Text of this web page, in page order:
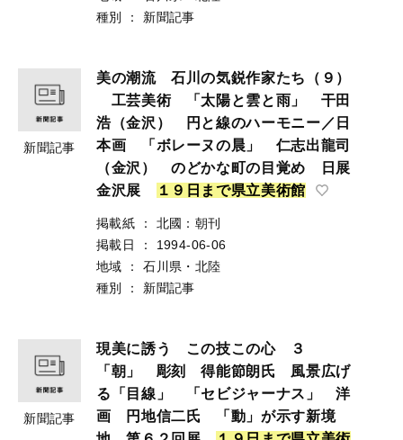
種別
： 新聞記事
新聞記事
美の潮流 石川の気鋭作家たち（９）
工芸美術 「太陽と雲と雨」 干田
浩（金沢） 円と線のハーモニー／日
本画 「ボレーヌの晨」 仁志出龍司
（金沢） のどかな町の目覚め 日展
金沢展
１ ９ 日 まで県立美術館
掲載紙 ：
北國：朝刊
掲載日
：
1994-06-06
地域
：
石川県・北陸
種別
： 新聞記事
新聞記事
現美に誘う この技この心 ３
「朝」 彫刻 得能節朗氏 風景広げ
る「目線」 「セビジャーナス」 洋
画 円地信二氏 「動」が示す新境